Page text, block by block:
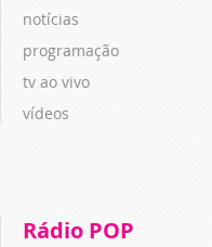
notícias
programação
tv ao vivo
vídeos
Rádio POP